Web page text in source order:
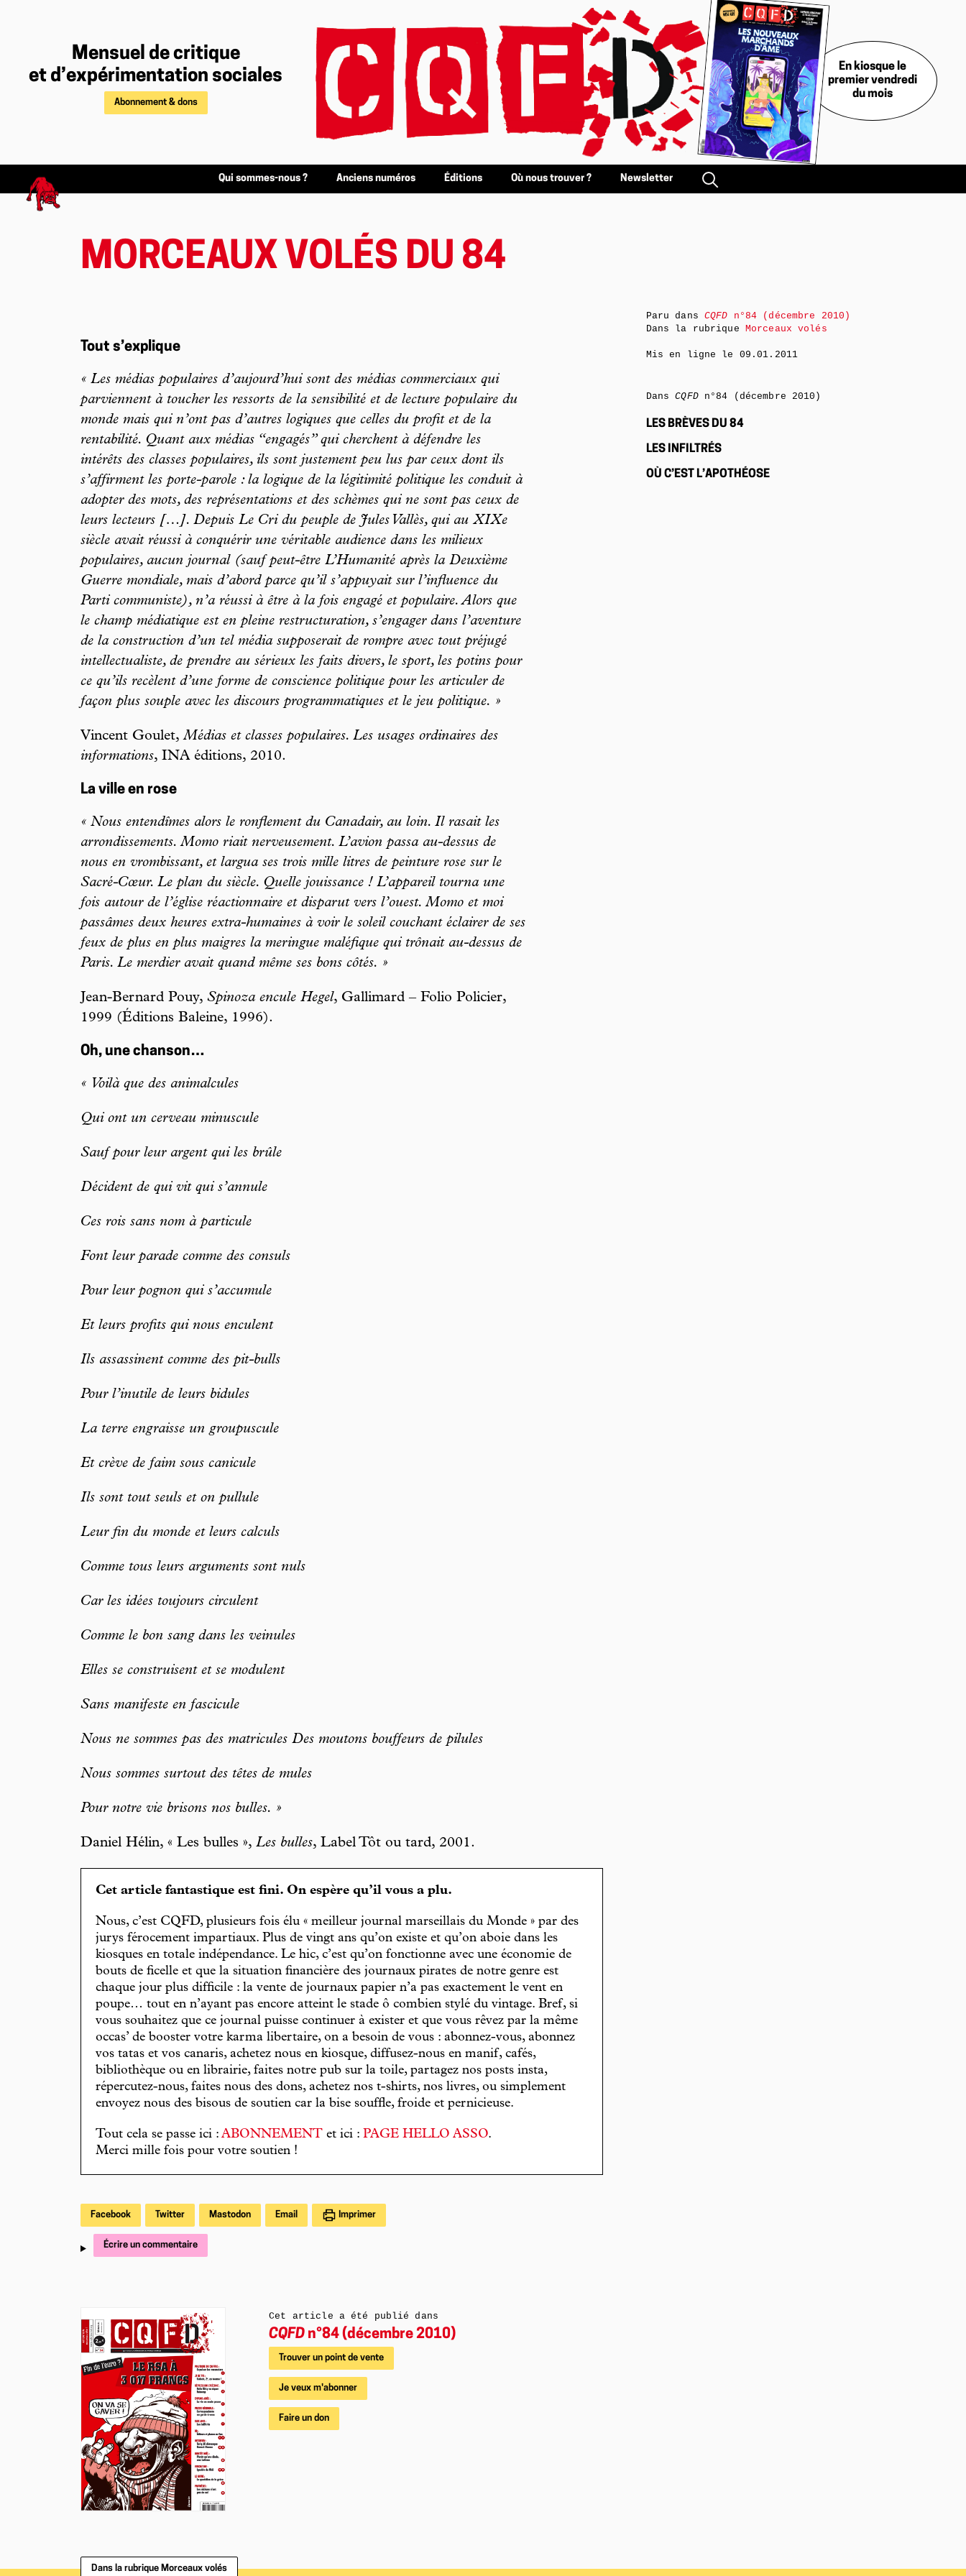
Mensuel de critique
et d’expérimentation sociales
Abonnement & dons
En kiosque le
premier vendredi
du mois
Qui sommes-nous ? Anciens numéros Éditions Où nous trouver ? Newsletter
MORCEAUX VOLÉS DU 84
Tout s’explique
« Les médias populaires d’aujourd’hui sont des médias commerciaux qui
parviennent à toucher les ressorts de la sensibilité et de lecture populaire du
monde mais qui n’ont pas d’autres logiques que celles du profit et de la
rentabilité. Quant aux médias “engagés” qui cherchent à défendre les
intérêts des classes populaires, ils sont justement peu lus par ceux dont ils
s’affirment les porte-parole : la logique de la légitimité politique les conduit à
adopter des mots, des représentations et des schèmes qui ne sont pas ceux de
leurs lecteurs […]. Depuis Le Cri du peuple de Jules Vallès, qui au XIXe
siècle avait réussi à conquérir une véritable audience dans les milieux
populaires, aucun journal (sauf peut-être L’Humanité après la Deuxième
Guerre mondiale, mais d’abord parce qu’il s’appuyait sur l’influence du
Parti communiste), n’a réussi à être à la fois engagé et populaire. Alors que
le champ médiatique est en pleine restructuration, s’engager dans l’aventure
de la construction d’un tel média supposerait de rompre avec tout préjugé
intellectualiste, de prendre au sérieux les faits divers, le sport, les potins pour
ce qu’ils recèlent d’une forme de conscience politique pour les articuler de
façon plus souple avec les discours programmatiques et le jeu politique. »
Vincent Goulet,Médias et classes populaires. Les usages ordinaires des
informations, INA éditions, 2010.
La ville en rose
« Nous entendîmes alors le ronflement du Canadair, au loin. Il rasait les
arrondissements. Momo riait nerveusement. L’avion passa au-dessus de
nous en vrombissant, et largua ses trois mille litres de peinture rose sur le
Sacré-Cœur. Le plan du siècle. Quelle jouissance ! L’appareil tourna une
fois autour de l’église réactionnaire et disparut vers l’ouest. Momo et moi
passâmes deux heures extra-humaines à voir le soleil couchant éclairer de ses
feux de plus en plus maigres la meringue maléfique qui trônait au-dessus de
Paris. Le merdier avait quand même ses bons côtés. »
Jean-Bernard Pouy, Spinoza encule Hegel, Gallimard – Folio Policier,
1999 (Éditions Baleine, 1996).
Oh, une chanson…
« Voilà que des animalcules
Qui ont un cerveau minuscule
Sauf pour leur argent qui les brûle
Décident de qui vit qui s’annule
Ces rois sans nom à particule
Font leur parade comme des consuls
Pour leur pognon qui s’accumule
Et leurs profits qui nous enculent
Ils assassinent comme des pit-bulls
Pour l’inutile de leurs bidules
La terre engraisse un groupuscule
Et crève de faim sous canicule
Ils sont tout seuls et on pullule
Leur fin du monde et leurs calculs
Comme tous leurs arguments sont nuls
Car les idées toujours circulent
Comme le bon sang dans les veinules
Elles se construisent et se modulent
Sans manifeste en fascicule
Nous ne sommes pas des matricules Des moutons bouffeurs de pilules
Nous sommes surtout des têtes de mules
Pour notre vie brisons nos bulles. »
Daniel Hélin, « Les bulles », Les bulles, Label Tôt ou tard, 2001.
Cet article fantastique est fini. On espère qu’il vous a plu.
Nous, c’est CQFD, plusieurs fois élu « meilleur journal marseillais du Monde » par des
jurys férocement impartiaux. Plus de vingt ans qu’on existe et qu’on aboie dans les
kiosques en totale indépendance. Le hic, c’est qu’on fonctionne avec une économie de
bouts de ficelle et que la situation financière des journaux pirates de notre genre est
chaque jour plus difficile : la vente de journaux papier n’a pas exactement le vent en
poupe… tout en n’ayant pas encore atteint le stade ô combien stylé du vintage. Bref, si
vous souhaitez que ce journal puisse continuer à exister et que vous rêvez par la même
occas’ de booster votre karma libertaire, on a besoin de vous : abonnez-vous, abonnez
vos tatas et vos canaris, achetez nous en kiosque, diffusez-nous en manif, cafés,
bibliothèque ou en librairie, faites notre pub sur la toile, partagez nos posts insta,
répercutez-nous, faites nous des dons, achetez nos t-shirts, nos livres, ou simplement
envoyez nous des bisous de soutien car la bise souffle, froide et pernicieuse.
Tout cela se passe ici : ABONNEMENT et ici : PAGE HELLO ASSO.
Merci mille fois pour votre soutien !
Facebook Twitter Mastodon Email Imprimer
Écrire un commentaire
Cet article a été publié dans
CQFD n°84 (décembre 2010)
Trouver un point de vente
Je veux m'abonner
Faire un don
Paru dans CQFD n°84 (décembre 2010)
Dans la rubrique Morceaux volés
Mis en ligne le 09.01.2011
DansCQFDn°84 (décembre 2010)
LES BRÈVES DU 84
LES INFILTRÉS
OÙ C’EST L’APOTHÉOSE
Dans la rubrique Morceaux volés